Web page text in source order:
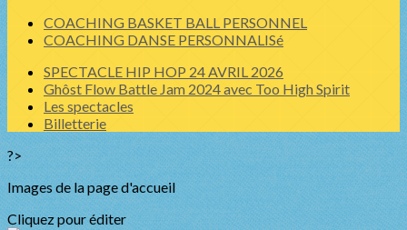
COACHING BASKET BALL PERSONNEL
COACHING DANSE PERSONNALISé
SPECTACLE HIP HOP 24 AVRIL 2026
Ghôst Flow Battle Jam 2024 avec Too High Spirit
Les spectacles
Billetterie
?>
Images de la page d'accueil
Cliquez pour éditer